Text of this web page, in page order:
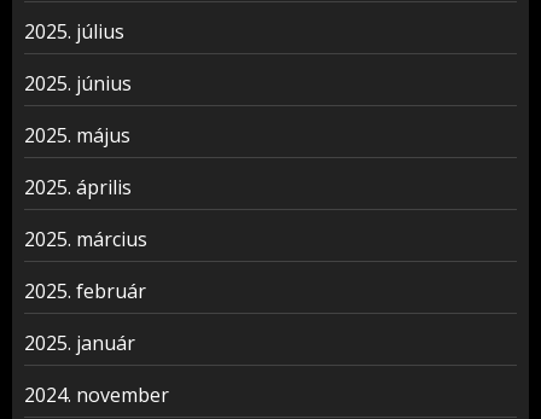
2025. július
2025. június
2025. május
2025. április
2025. március
2025. február
2025. január
2024. november